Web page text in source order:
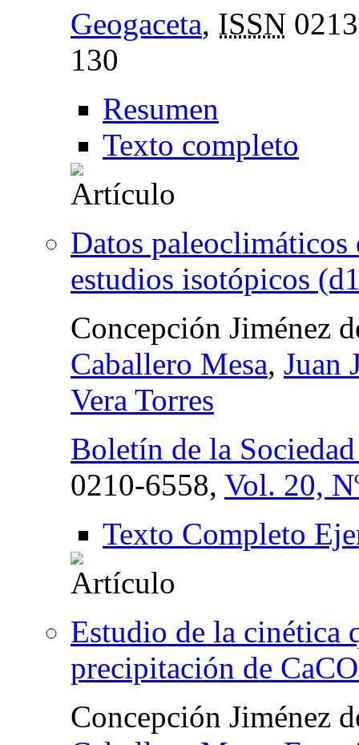
Geogaceta, ISSN
130
Resumen
Texto completo
Datos
estudios isotópicos
Concepción Jiménez
Caballero Mesa, Juan
Vera Torres
Boletín de la
0210-6558, Vol. 20,
Texto Completo
Estudio de la cinética
precipitación de
Concepción Jiménez